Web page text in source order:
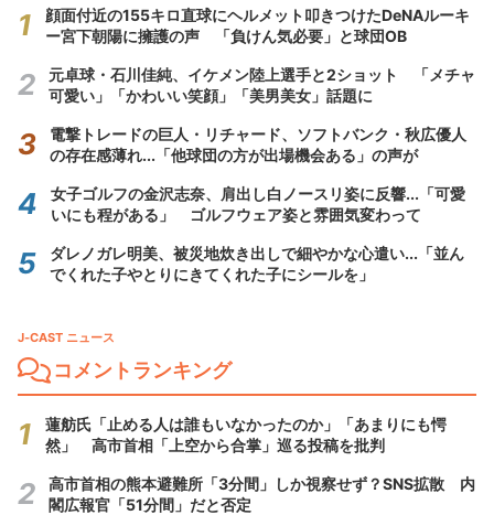
顔面付近の155キロ直球にヘルメット叩きつけたDeNAルーキ
ー宮下朝陽に擁護の声 「負けん気必要」と球団OB
元卓球・石川佳純、イケメン陸上選手と2ショット 「メチャ
可愛い」「かわいい笑顔」「美男美女」話題に
電撃トレードの巨人・リチャード、ソフトバンク・秋広優人
の存在感薄れ...「他球団の方が出場機会ある」の声が
女子ゴルフの金沢志奈、肩出し白ノースリ姿に反響...「可愛
いにも程がある」 ゴルフウェア姿と雰囲気変わって
ダレノガレ明美、被災地炊き出しで細やかな心遣い...「並ん
でくれた子やとりにきてくれた子にシールを」
J-CAST ニュース
コメントランキング
蓮舫氏「止める人は誰もいなかったのか」「あまりにも愕
然」 高市首相「上空から合掌」巡る投稿を批判
高市首相の熊本避難所「3分間」しか視察せず？SNS拡散 内
閣広報官「51分間」だと否定